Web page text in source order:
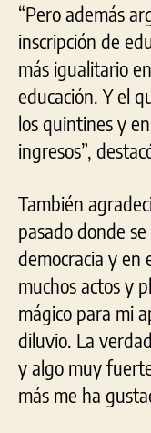
“Pero además
inscripción de
más igualitario
educación. Y el
los quintines y
ingresos”,
También
pasado donde
democracia y en
muchos actos y
mágico para mi
diluvio. La
y algo muy
más me ha